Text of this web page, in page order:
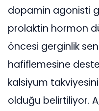
dopamin agonisti
prolaktin hormon
öncesi gerginlik
hafiflemesine
kalsiyum
olduğu belirtiliyor.